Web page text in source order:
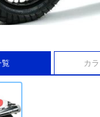
覧 カ